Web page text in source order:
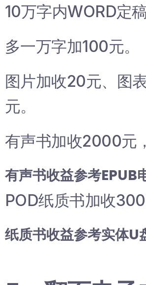
10万字内WORD定稿
多一万字加100元。
图片加收20元、图
元。
有声书加收2000元，
有声书收益参考EPUB
POD纸质书加收
纸质书收益参考实体U